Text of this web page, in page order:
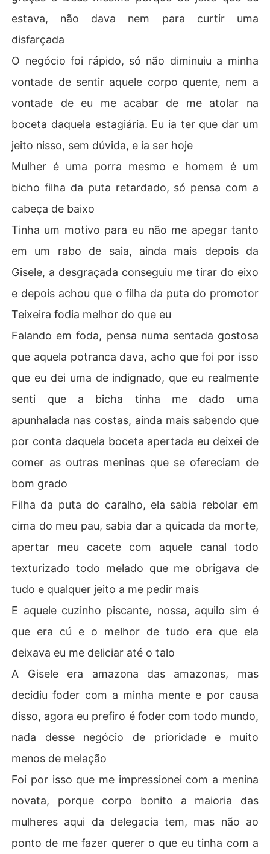
estava, não dava nem para curtir uma
disfarçada
O negócio foi rápido, só não diminuiu a minha
vontade de sentir aquele corpo quente, nem a
vontade de eu me acabar de me atolar na
boceta daquela estagiária. Eu ia ter que dar um
jeito nisso, sem dúvida, e ia ser hoje
Mulher é uma porra mesmo e homem é um
bicho filha da puta retardado, só pensa com a
cabeça de baixo
Tinha um motivo para eu não me apegar tanto
em um rabo de saia, ainda mais depois da
Gisele, a desgraçada conseguiu me tirar do eixo
e depois achou que o filha da puta do promotor
Teixeira fodia melhor do que eu
Falando em foda, pensa numa sentada gostosa
que aquela potranca dava, acho que foi por isso
que eu dei uma de indignado, que eu realmente
senti que a bicha tinha me dado uma
apunhalada nas costas, ainda mais sabendo que
por conta daquela boceta apertada eu deixei de
comer as outras meninas que se ofereciam de
bom grado
Filha da puta do caralho, ela sabia rebolar em
cima do meu pau, sabia dar a quicada da morte,
apertar meu cacete com aquele canal todo
texturizado todo melado que me obrigava de
tudo e qualquer jeito a me pedir mais
E aquele cuzinho piscante, nossa, aquilo sim é
que era cú e o melhor de tudo era que ela
deixava eu me deliciar até o talo
A Gisele era amazona das amazonas, mas
decidiu foder com a minha mente e por causa
disso, agora eu prefiro é foder com todo mundo,
nada desse negócio de prioridade e muito
menos de melação
Foi por isso que me impressionei com a menina
novata, porque corpo bonito a maioria das
mulheres aqui da delegacia tem, mas não ao
ponto de me fazer querer o que eu tinha com a